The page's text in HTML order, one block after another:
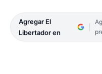
Agregar El
Libertador en